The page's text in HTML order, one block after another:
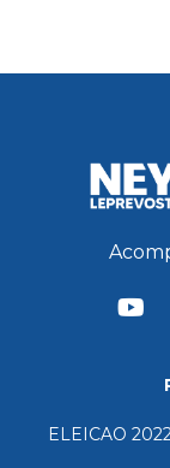
ELEICAO